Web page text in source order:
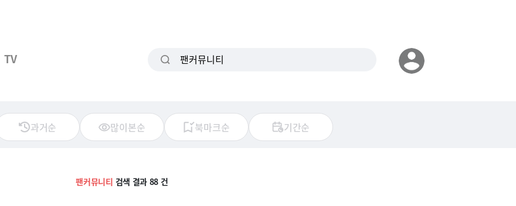
TV
과거순 많이본순 북마크순 기간순
팬커뮤니티 검색 결과 88 건